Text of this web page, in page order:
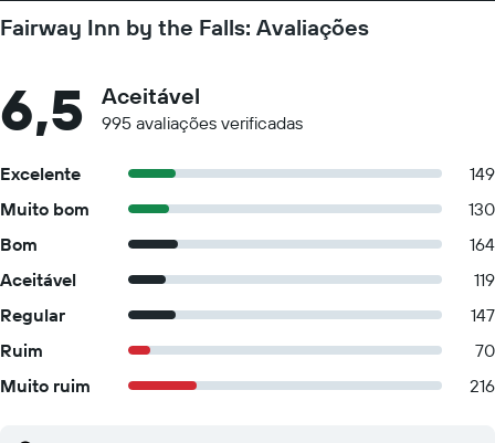
Fairway Inn by the Falls: Avaliações
6,5 Aceitável
995 avaliações verificadas
Excelente
149
Muito bom
130
Bom
164
Aceitável
119
Regular
147
Ruim
70
Muito ruim
216